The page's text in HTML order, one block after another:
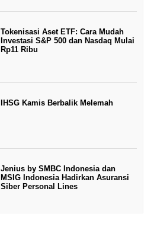
Tokenisasi Aset ETF: Cara Mudah
Investasi S&P 500 dan Nasdaq Mulai
Rp11 Ribu
IHSG Kamis Berbalik Melemah
Jenius by SMBC Indonesia dan
MSIG Indonesia Hadirkan Asuransi
Siber Personal Lines